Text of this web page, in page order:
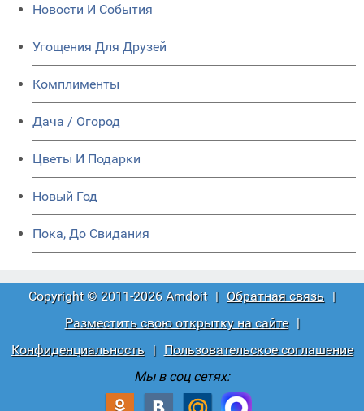
Новости И События
Угощения Для Друзей
Комплименты
Дача / Огород
Цветы И Подарки
Новый Год
Пока, До Свидания
Copyright © 2011-2026 Amdoit | Обратная связь |
Разместить свою открытку на сайте
|
Конфиденциальность
|
Пользовательское соглашение
Мы в соц сетях: